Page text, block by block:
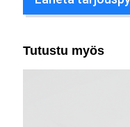
Tutustu myös